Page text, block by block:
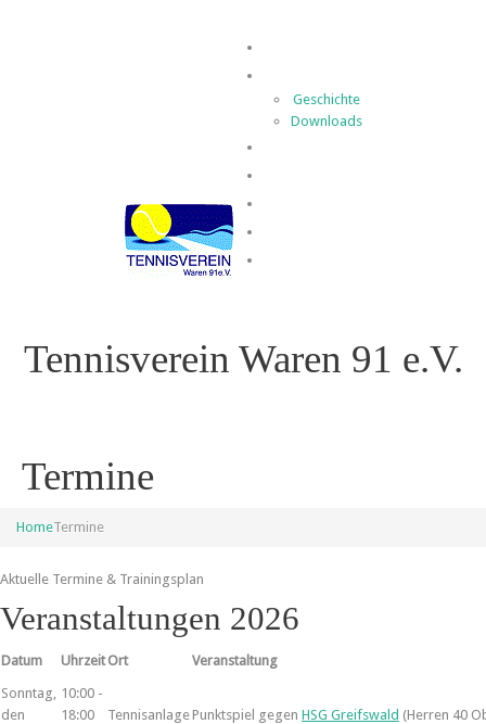
Geschichte
Downloads
Tennisverein Waren 91 e.V.
Termine
HomeTermine
Aktuelle Termine & Trainingsplan
Veranstaltungen 2026
Datum Uhrzeit Ort
Veranstaltung
Sonntag,
den
10:00 -
18:00
Tennisanlage Punktspiel gegen HSG Greifswald (Herren 40